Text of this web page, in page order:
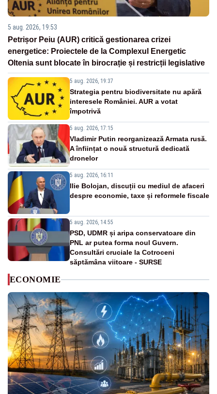
5 aug. 2026, 19:53
Petrișor Peiu (AUR) critică gestionarea crizei
energetice: Proiectele de la Complexul Energetic
Oltenia sunt blocate în birocrație și restricții legislative
5 aug. 2026, 19:37
Strategia pentru biodiversitate nu apără
interesele României. AUR a votat
împotrivă
5 aug. 2026, 17:15
Vladimir Putin reorganizează Armata rusă.
A înființat o nouă structură dedicată
dronelor
5 aug. 2026, 16:11
Ilie Bolojan, discuții cu mediul de afaceri
despre economie, taxe și reformele fiscale
5 aug. 2026, 14:55
PSD, UDMR și aripa conservatoare din
PNL ar putea forma noul Guvern.
Consultări cruciale la Cotroceni
săptămâna viitoare - SURSE
ECONOMIE